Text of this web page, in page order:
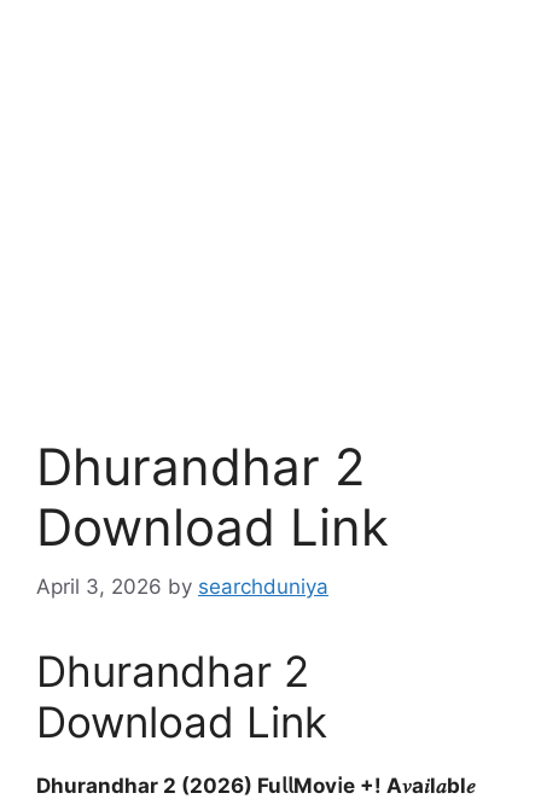
Dhurandhar 2
Download Link
April 3, 2026 by searchduniya
Dhurandhar 2
Download Link
Dhurandhar 2 (2026) Fu𝗅𝗅Mov𝗂e +! A𝑣a𝑖l𝑎bl𝑒